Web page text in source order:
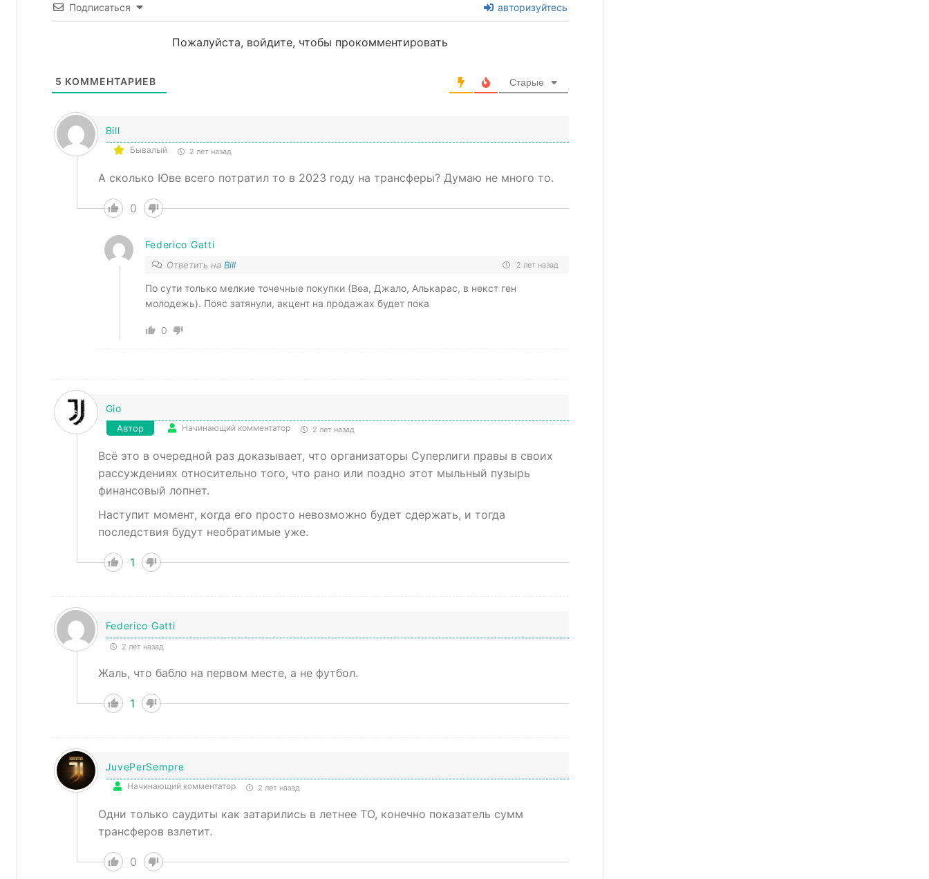
Подписаться авторизуйтесь
Пожалуйста, войдите, чтобы прокомментировать
5 КОММЕНТАРИЕВ Старые
Bill
Бывалый 2 лет назад
А сколько Юве всего потратил то в 2023 году на трансферы? Думаю не много то.
0
Federico Gatti
Ответить на Bill 2 лет назад
По сути только мелкие точечные покупки (Веа, Джало, Алькарас, в некст ген
молодежь). Пояс затянули, акцент на продажах будет пока
0
Gio
Автор Начинающий комментатор 2 лет назад
Всё это в очередной раз доказывает, что организаторы Суперлиги правы в своих
рассуждениях относительно того, что рано или поздно этот мыльный пузырь
финансовый лопнет.
Наступит момент, когда его просто невозможно будет сдержать, и тогда
последствия будут необратимые уже.
1
Federico Gatti
2 лет назад
Жаль, что бабло на первом месте, а не футбол.
1
JuvePerSempre
Начинающий комментатор 2 лет назад
Одни только саудиты как затарились в летнее ТО, конечно показатель сумм
трансферов взлетит.
0